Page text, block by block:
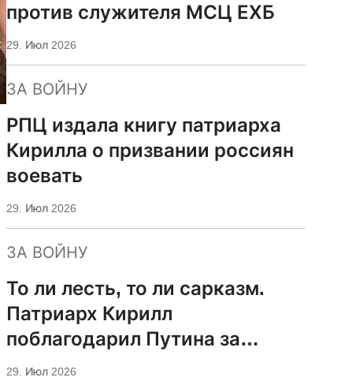
против служителя МСЦ ЕХБ
29. Июл 2026
ЗА ВОЙНУ
РПЦ издала книгу патриарха
Кирилла о призвании россиян
воевать
29. Июл 2026
ЗА ВОЙНУ
То ли лесть, то ли сарказм.
Патриарх Кирилл
поблагодарил Путина за
защиту суверенитета и
29. Июл 2026